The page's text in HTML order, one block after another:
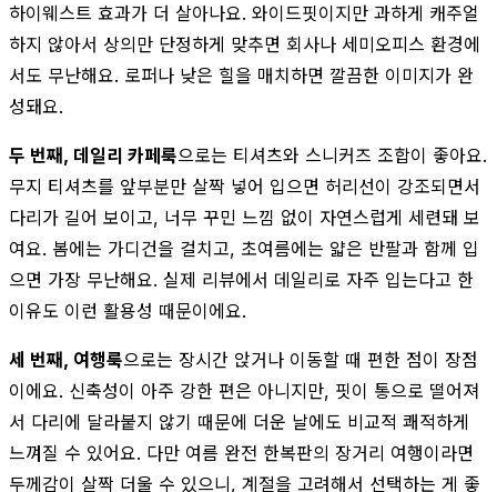
하이웨스트 효과가 더 살아나요. 와이드핏이지만 과하게 캐주얼
하지 않아서 상의만 단정하게 맞추면 회사나 세미오피스 환경에
서도 무난해요. 로퍼나 낮은 힐을 매치하면 깔끔한 이미지가 완
성돼요.
두 번째, 데일리 카페룩으로는 티셔츠와 스니커즈 조합이 좋아요.
무지 티셔츠를 앞부분만 살짝 넣어 입으면 허리선이 강조되면서
다리가 길어 보이고, 너무 꾸민 느낌 없이 자연스럽게 세련돼 보
여요. 봄에는 가디건을 걸치고, 초여름에는 얇은 반팔과 함께 입
으면 가장 무난해요. 실제 리뷰에서 데일리로 자주 입는다고 한
이유도 이런 활용성 때문이에요.
세 번째, 여행룩으로는 장시간 앉거나 이동할 때 편한 점이 장점
이에요. 신축성이 아주 강한 편은 아니지만, 핏이 통으로 떨어져
서 다리에 달라붙지 않기 때문에 더운 날에도 비교적 쾌적하게
느껴질 수 있어요. 다만 여름 완전 한복판의 장거리 여행이라면
두께감이 살짝 더울 수 있으니, 계절을 고려해서 선택하는 게 좋